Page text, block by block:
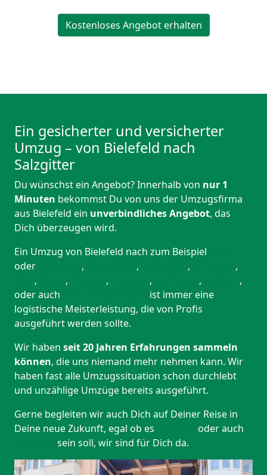
Kostenloses Angebot erhalten
Ein gesicherter und versicherter
Umzug – von Bielefeld nach
Salzgitter
Du wünschst ein Angebot? Innerhalb von nur 1
Minuten bekommst Du von uns der Umzugsfirma
aus Bielefeld ein unverbindliches Angebot, das
Dich überzeugen wird.
Ein Umzug von Bielefeld nach zum Beispiel
oder
, , ,
,
, , , , ,
,
oder auch
ist immer eine
logistische Meisterleistung, die von Profis
ausgeführt werden sollte.
Wir haben seit20 Jahren Erfahrungen sammeln
können, die uns niemand mehr nehmen kann. Wir
haben fast alle Umzugssituation schon durchlebt
und unzählige Umzüge bereits ausgeführt.
Gerne begleiten wir auch Dich auf Deiner Reise in
Deine neue Zukunft, egal ob es
oder auch
sein soll, wir sind für Dich da.